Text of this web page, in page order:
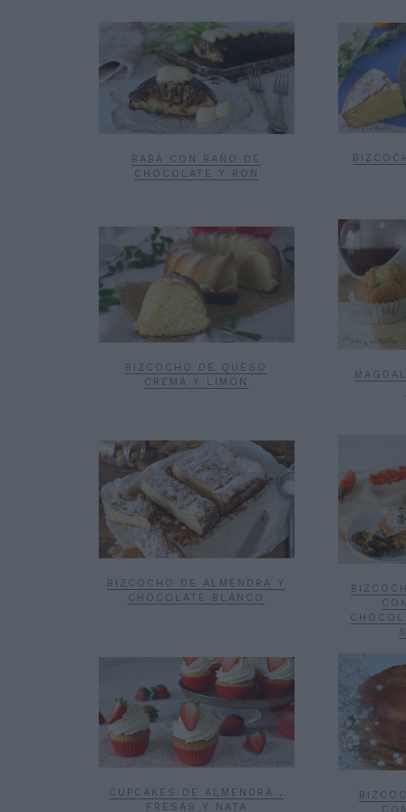
BABÁ CON BAÑO DE
CHOCOLATE Y RON
BIZCOCHO DE QUESO
CREMA Y LIMÓN
BIZCOCHO DE ALMENDRA Y
CHOCOLATE BLANCO
CUPCAKES DE ALMENDRA ,
FRESAS Y NATA